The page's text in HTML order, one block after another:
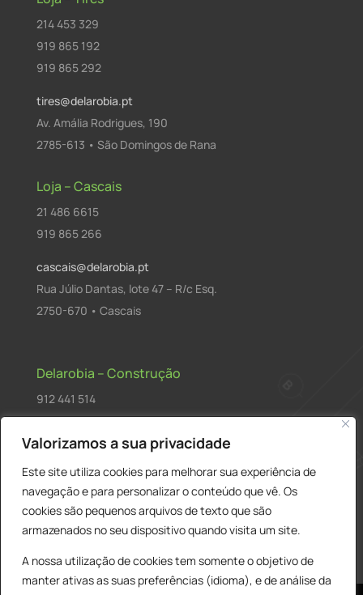
Valorizamos a sua privacidade
Este site utiliza cookies para melhorar sua experiência de
navegação e para personalizar o conteúdo que vê. Os
cookies são pequenos arquivos de texto que são
armazenados no seu dispositivo quando visita um site.
A nossa utilização de cookies tem somente o objetivo de
manter ativas as suas preferências (idioma), e de análise da
214 453 329
919 865 192
919 865 292
tires@delarobia.pt
Av. Amália Rodrigues, 190
2785-613 • São Domingos de Rana
Loja – Cascais
21 486 6615
919 865 266
cascais@delarobia.pt
Rua Júlio Dantas, lote 47 – R/c Esq.
2750-670 • Cascais
Delarobia – Construção
912 441 514
R. António Andrade, 1171
2820-287 • Charneca de Caparica
Products
search PESQUISAR